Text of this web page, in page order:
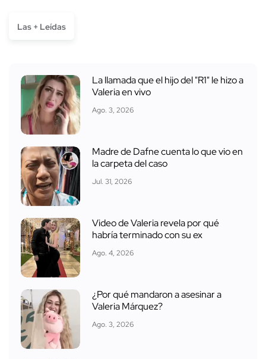
Las + Leídas
La llamada que el hijo del "R1" le hizo a
Valeria en vivo
Ago. 3, 2026
Madre de Dafne cuenta lo que vio en
la carpeta del caso
Jul. 31, 2026
Video de Valeria revela por qué
habría terminado con su ex
Ago. 4, 2026
¿Por qué mandaron a asesinar a
Valeria Márquez?
Ago. 3, 2026